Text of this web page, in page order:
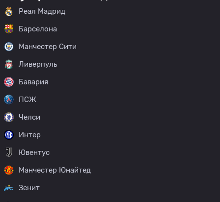
Реал Мадрид
Барселона
Манчестер Сити
Ливерпуль
Бавария
ПСЖ
Челси
Интер
Ювентус
Манчестер Юнайтед
Зенит